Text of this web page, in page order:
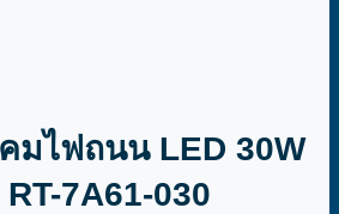
มไฟถนน LED 30W
7A61-030